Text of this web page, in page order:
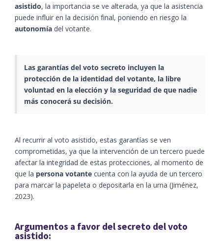
asistido, la importancia se ve alterada, ya que la asistencia
puede influir en la decisión final, poniendo en riesgo la
autonomía del votante.
Las garantías del voto secreto incluyen la
protección de la identidad del votante, la libre
voluntad en la elección y la seguridad de que nadie
más conocerá su decisión.
Al recurrir al voto asistido, estas garantías se ven
comprometidas, ya que la intervención de un tercero puede
afectar la integridad de estas protecciones, al momento de
que la persona votante cuenta con la ayuda de un tercero
para marcar la papeleta o depositarla en la urna ​(Jiménez,
2023)​.
Argumentos a favor del secreto del voto
asistido: